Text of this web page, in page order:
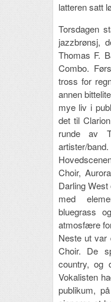
latteren satt
Torsdagen
jazzbrønsj,
Thomas F.
Combo.
tross for
annen
mye liv i
det til
runde av
artister/
Choir,
Darling
med
bluegrass
atmosfære
Neste ut var
Choir. De
country, og
Vokalisten
publikum,